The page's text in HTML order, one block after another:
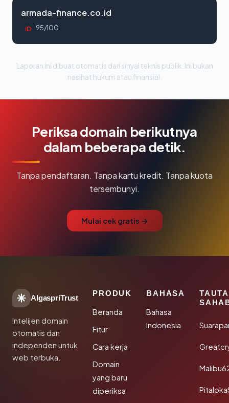
armada-finance.co.id
ID 95/100
Laporan ini dibuat otomatis dari sinyal teknis publik. Ini bukan
nasihat hukum atau finansial.
Periksa domain berikutnya
dalam beberapa detik.
Tanpa pendaftaran. Tanpa kartu kredit. Tanpa kuota
tersembunyi.
Mulai cek gratis →
AlgaspriTrust
Intelijen domain
otomatis dan
independen untuk
web terbuka.
PRODUK
Beranda
Fitur
Cara kerja
Domain
yang baru
diperiksa
BAHASA
Bahasa
Indonesia